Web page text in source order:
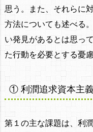
思う。また、それらに
方法についても述べる
い発見があるとは思っ
た行動を必要とする憂
① 利潤追求資本主
第１の主な課題は、利